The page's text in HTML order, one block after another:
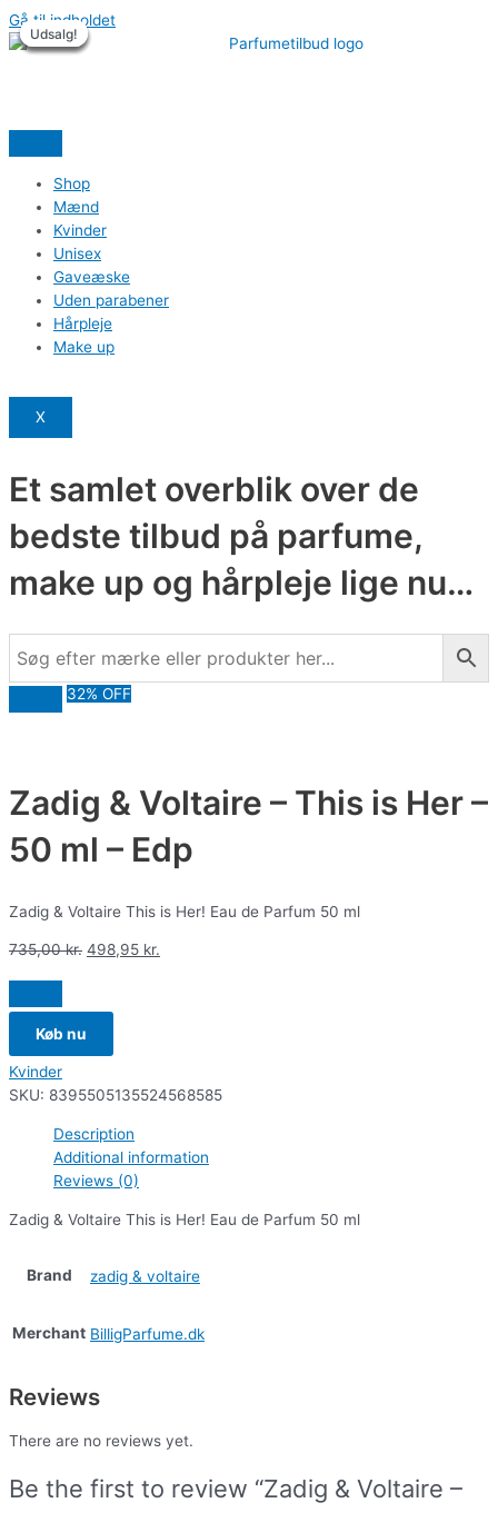
Gå til indholdet
Shop
Mænd
Kvinder
Unisex
Gaveæske
Uden parabener
Hårpleje
Make up
X
Et samlet overblik over de
bedste tilbud på parfume,
make up og hårpleje lige nu…
32% OFF
Zadig & Voltaire – This is Her –
50 ml – Edp
Zadig & Voltaire This is Her! Eau de Parfum 50 ml
735,00kr. 498,95 kr.
Køb nu
Kvinder
SKU: 8395505135524568585
Description
Additional information
Reviews (0)
Zadig & Voltaire This is Her! Eau de Parfum 50 ml
Brand zadig & voltaire
Merchant BilligParfume.dk
Reviews
There are no reviews yet.
Be the first to review “Zadig & Voltaire –
Udsalg!
Udsalg!
Udsalg!
Udsalg!
Udsalg!
Udsalg!